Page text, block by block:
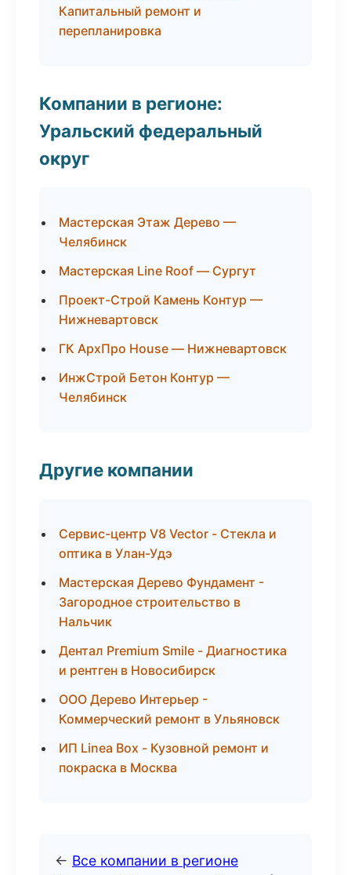
Капитальный ремонт и
перепланировка
Компании в регионе:
Уральский федеральный
округ
Мастерская Этаж Дерево —
Челябинск
Мастерская Line Roof — Сургут
Проект-Строй Камень Контур —
Нижневартовск
ГК АрхПро House — Нижневартовск
ИнжСтрой Бетон Контур —
Челябинск
Другие компании
Сервис-центр V8 Vector - Стекла и
оптика в Улан-Удэ
Мастерская Дерево Фундамент -
Загородное строительство в
Нальчик
Дентал Premium Smile - Диагностика
и рентген в Новосибирск
ООО Дерево Интерьер -
Коммерческий ремонт в Ульяновск
ИП Linea Box - Кузовной ремонт и
покраска в Москва
← Все компании в регионе